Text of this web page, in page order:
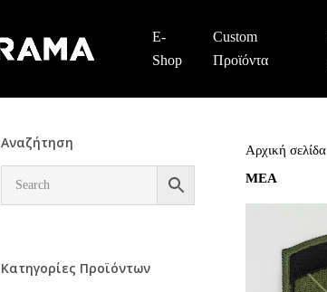
E-
Shop
Custom
Προϊόντα
Αναζήτηση
Κατηγορίες Προϊόντων
Αρχική σελίδα
ΜΕΑ